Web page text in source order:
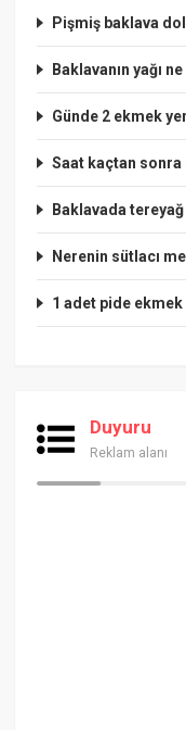
Pişmiş baklava
Baklavanın yağı
Günde 2 ekmek
Saat kaçtan
Baklavada
Nerenin sütlacı
1 adet pide
Duyuru
Reklam alanı